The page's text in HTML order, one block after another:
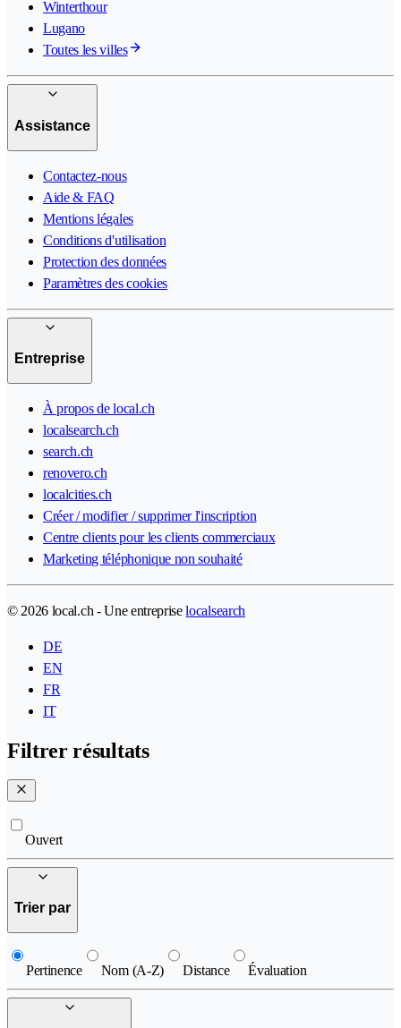
Winterthour
Lugano
Toutes les villes
Assistance
Contactez-nous
Aide & FAQ
Mentions légales
Conditions d'utilisation
Protection des données
Paramètres des cookies
Entreprise
À propos de local.ch
localsearch.ch
search.ch
renovero.ch
localcities.ch
Créer / modifier / supprimer l'inscription
Centre clients pour les clients commerciaux
Marketing téléphonique non souhaité
© 2026 local.ch - Une entrepriselocalsearch
DE
EN
FR
IT
Filtrer résultats
Ouvert
Trier par
Pertinence Nom (A-Z) Distance Évaluation